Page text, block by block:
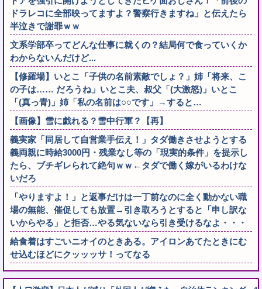
ドラレコに全部映ってますよ？警察行きますね」と伝えたら
半泣きで謝罪ｗｗ
文系学部卒ってどんな仕事に就くの？結局何で食っていくか
わからないんだけど...
【修羅場】いとこ「子供の名前素敵でしょ？」姉「将来、こ
の子は…… だろうね」いとこ夫、叔父「(大激怒)」いとこ
「(真っ青)」姉「私の名前は○○です」→すると…
【画像】雪に戯れる？雪中行軍？【再】
義実家「同居して自営業手伝え！」タダ働きさせようとする
義両親に時給3000円・残業なし等の「現実的条件」を提示し
たら、ブチギレられて絶句ｗｗ←タダで働く嫁がいるわけな
いだろ
「やりますよ！」と返事だけは一丁前なのに全く動かない職
場の無能、催促しても放置→引き取ろうとすると「申し訳な
いからやる」と拒否…やる気ないなら引き受けるなよ・・・
給食着はすごいニオイのときある。アイロンあてたときにむ
せ込むほどにクッッッサ！ってなる